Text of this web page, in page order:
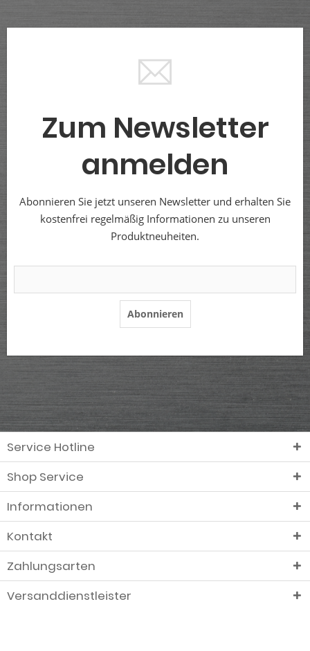
Zum Newsletter
anmelden
Abonnieren Sie jetzt unseren Newsletter und erhalten Sie
kostenfrei regelmäßig Informationen zu unseren
Produktneuheiten.
Abonnieren
Service Hotline
Shop Service
Informationen
Kontakt
Zahlungsarten
Versanddienstleister